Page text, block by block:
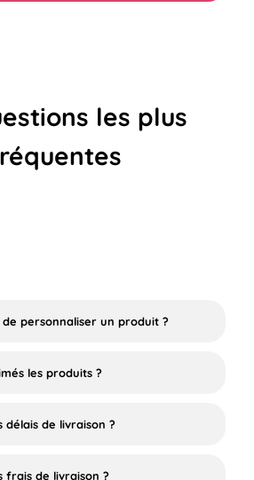
les plus
de personnaliser un produit ?
les produits ?
délais de livraison ?
frais de livraison ?